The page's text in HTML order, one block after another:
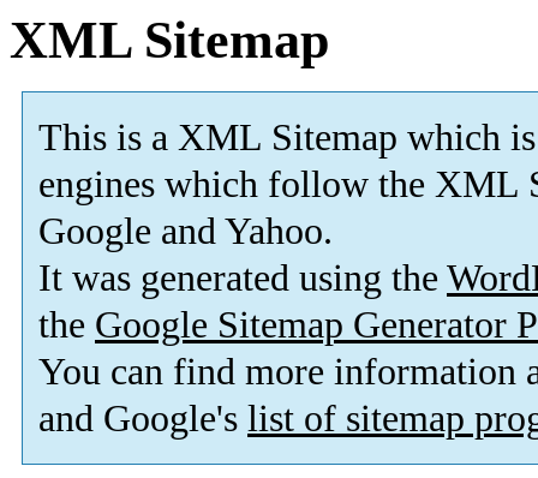
XML Sitemap
This is a XML Sitemap which is
engines which follow the XML
Google and Yahoo.
It was generated using the
the Google Sitemap Generator
You can find more information
and Google's list of sitemap